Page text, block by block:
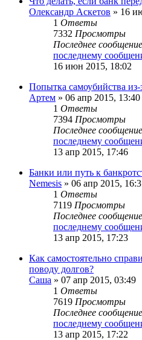
Олександр Аскетов » 16
1 Ответы
7332 Просмотры
Последнее сообщение
последнему
16 июн 2015, 18:02
Попытка самоубийства из-
Артем » 06 апр 2015, 13:40
1 Ответы
7394 Просмотры
Последнее сообщение
последнему
13 апр 2015, 17:46
Банки или путь к
Nemesis » 06 апр 2015,
1 Ответы
7119 Просмотры
Последнее сообщение
последнему
13 апр 2015, 17:23
Как самостоятельно
поводу долгов?
Саша » 07 апр 2015, 03:49
1 Ответы
7619 Просмотры
Последнее сообщение
последнему
13 апр 2015, 17:22